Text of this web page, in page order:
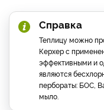
Справка
Теплицу можно
Керхер с
эффективными и
являются
пербораты: БОС,
мыло.